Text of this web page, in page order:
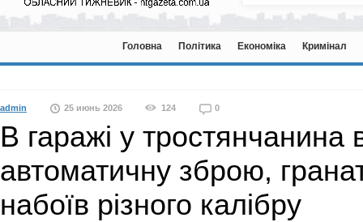
Головна Політика Економіка Кримінал
admin 25 июнь 2026 124 0
В гаражі у тростянчанина
автоматичну зброю,
набоїв різного калібру